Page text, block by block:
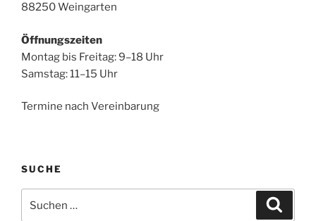
88250 Weingarten
Öffnungszeiten
Montag bis Freitag: 9–18 Uhr
Samstag: 11–15 Uhr
Termine nach Vereinbarung
SUCHE
nach: